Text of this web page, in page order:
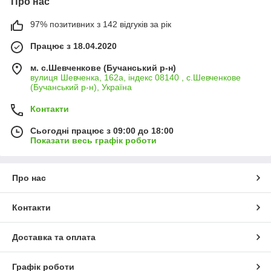
97% позитивних з 142 відгуків за рік
Працює з 18.04.2020
м. с.Шевченкове (Бучанський р-н)
вулиця Шевченка, 162а, індекс 08140 , с.Шевченкове
(Бучанський р-н), Україна
Контакти
Сьогодні працює з 09:00 до 18:00
Показати весь графік роботи
Про нас
Контакти
Доставка та оплата
Графік роботи